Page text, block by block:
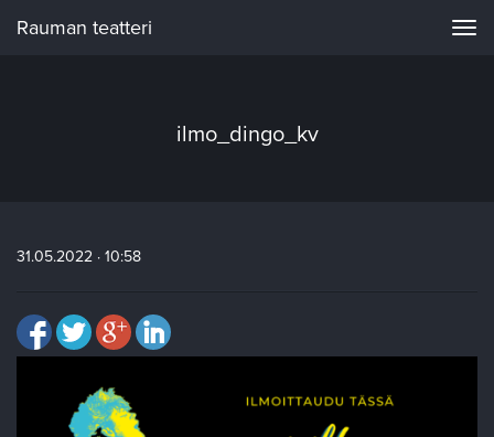
Rauman teatteri
ilmo_dingo_kv
31.05.2022 · 10:58